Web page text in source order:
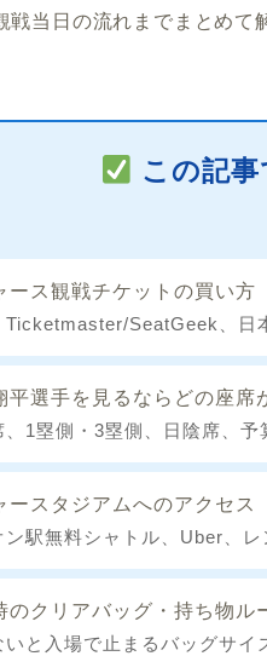
戦当日の流れまでまとめて
この記
ース観戦チケットの買い方
Ticketmaster/SeatGeek、日
平選手を見るならどの座席
、1塁側・3塁側、日陰席、
ースタジアムへのアクセス
ン駅無料シャトル、Uber、
のクリアバッグ・持ち物ル
いと入場で止まるバッグサイ